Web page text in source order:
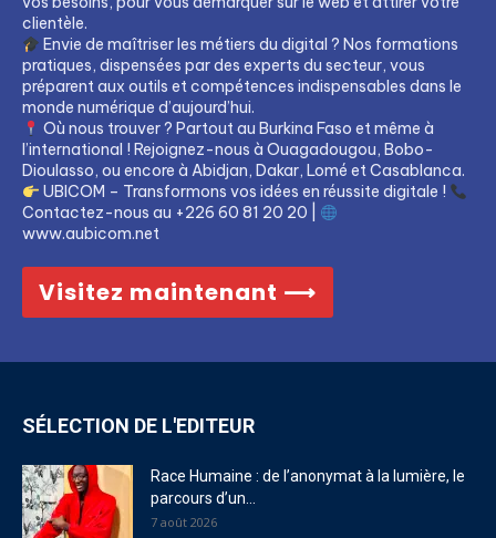
clientèle.
Envie de maîtriser les métiers du digital ? Nos formations
pratiques, dispensées par des experts du secteur, vous
préparent aux outils et compétences indispensables dans le
monde numérique d’aujourd’hui.
Où nous trouver ? Partout au Burkina Faso et même à
l’international ! Rejoignez-nous à Ouagadougou, Bobo-
Dioulasso, ou encore à Abidjan, Dakar, Lomé et Casablanca.
UBICOM – Transformons vos idées en réussite digitale !
Contactez-nous au +226 60 81 20 20 |
www.aubicom.net
Visitez maintenant ⟶
SÉLECTION DE L'EDITEUR
Race Humaine : de l’anonymat à la lumière, le
parcours d’un...
7 août 2026